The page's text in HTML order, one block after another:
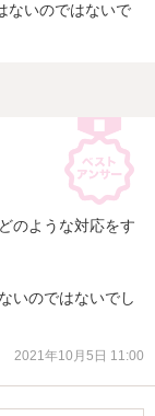
ないのではないで
のような対応をす
いのではないでし
2021年10月5日 11:00